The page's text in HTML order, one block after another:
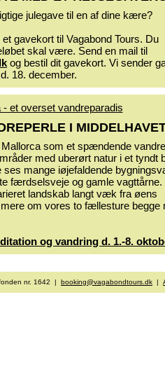
julegave til en af dine kære?
gavekort til Vagabond Tours. Du
skal være. Send en mail til
og bestil dit gavekort. Vi sender
18. december.
I
som et spændende
med uberørt natur i et tyndt
ses mange iøjefaldende
færdselsveje og gamle vagttårne.
landskab langt væk fra øens
om vores to fællesture begge
og vandring d. 1.-8.
nr. 1642 | booking@vagabondtours.dk |